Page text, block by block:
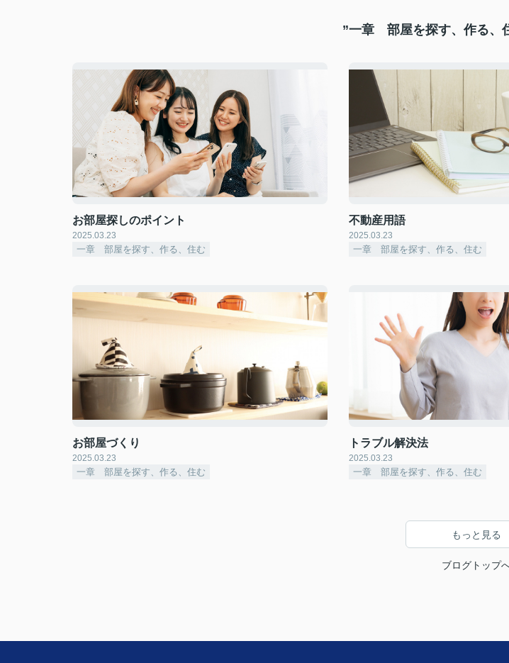
”一章 部屋を探す、作る、
お部屋探しのポイント
2025.03.23
一章 部屋を探す、作る、住む
不動産用語
2025.03.23
一章 部屋を探す、作る、住む
お部屋づくり
2025.03.23
一章 部屋を探す、作る、住む
トラブル解決法
2025.03.23
一章 部屋を探す、作る、住む
もっと見る
ブログトップ